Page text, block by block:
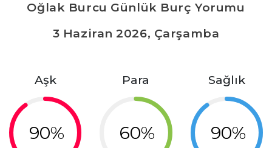
Oğlak Burcu Günlük Burç Yorumu
3 Haziran 2026, Çarşamba
Aşk
90%
Para
60%
Sağlık
90%